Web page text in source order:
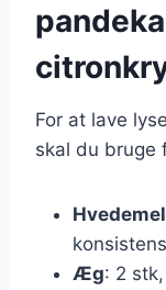
For at lave
skal du bruge
Hvedemel
Æg: 2